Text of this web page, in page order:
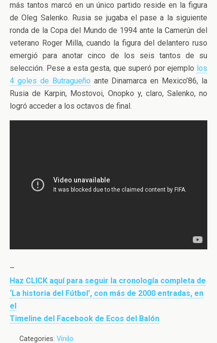
más tantos marcó en un único partido reside en la figura
de Oleg Salenko. Rusia se jugaba el pase a la siguiente
ronda de la Copa del Mundo de 1994 ante la Camerún del
veterano Roger Milla, cuando la figura del delantero ruso
emergió para anotar cinco de los seis tantos de su
selección. Pese a esta gesta, que superó por ejemplo los
4 goles de Butragueño ante Dinamarca en Mexico’86, la
Rusia de Karpin, Mostovoi, Onopko y, claro, Salenko, no
logró acceder a los octavos de final.
–
Haz CLICK aquí para seguir la cronología completa de
‘La historia del Fútbol’, con más de 2000 entradas, en
el
Timeline del Facebook de Ecos del Balón
Categories: Vinilo